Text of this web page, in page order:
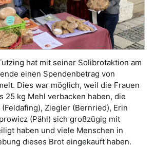
hat mit seiner Solibrotaktion am
einen Spendenbetrag von
Dies war möglich, weil die Frauen
25 kg Mehl verbacken haben, die
Ziegler (Bernried), Erin
(Pähl) sich großzügig mit
haben und viele Menschen in
dieses Brot eingekauft haben.